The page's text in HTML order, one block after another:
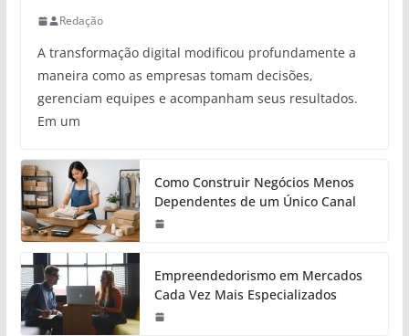
Redação
A transformação digital modificou profundamente a
maneira como as empresas tomam decisões,
gerenciam equipes e acompanham seus resultados.
Em um
Como Construir Negócios Menos
Dependentes de um Único Canal
Empreendedorismo em Mercados
Cada Vez Mais Especializados